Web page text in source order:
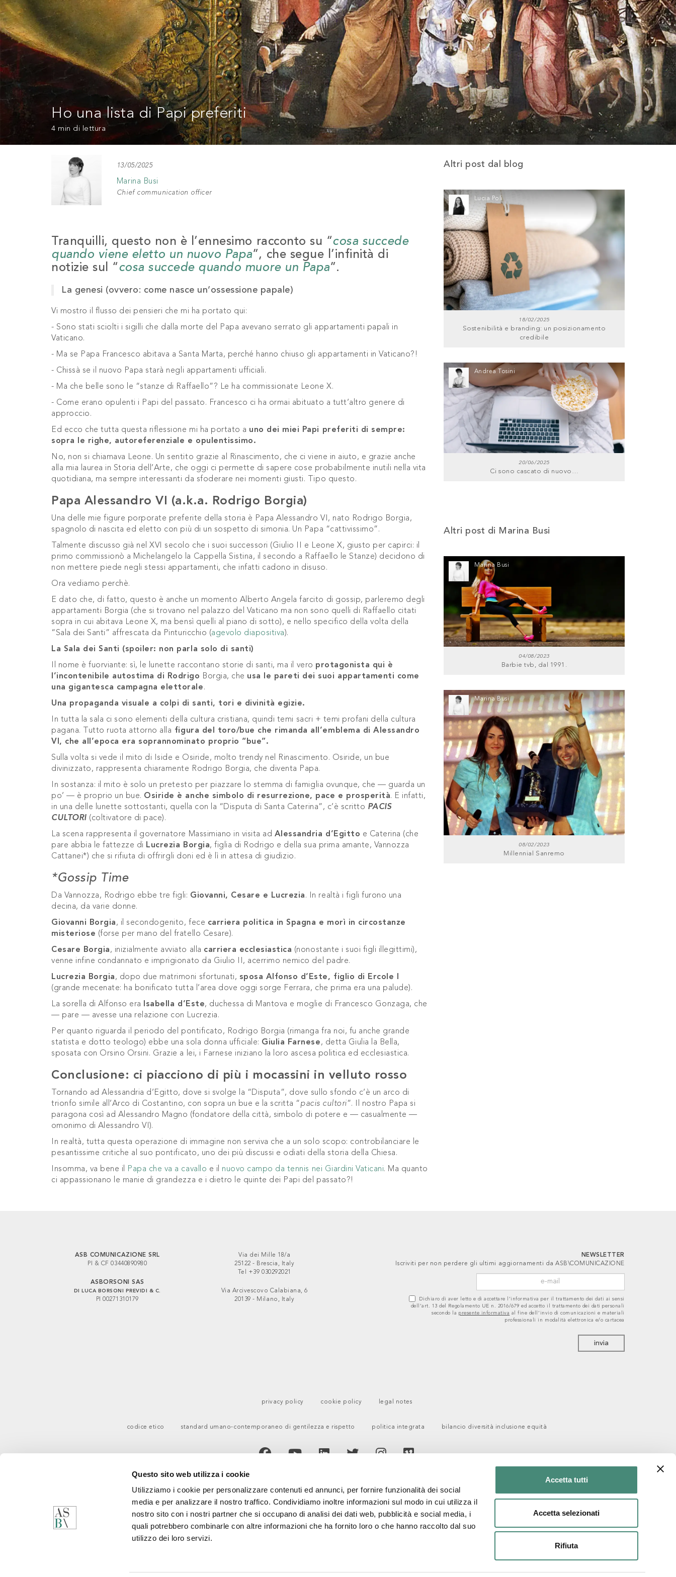
Questo sito web utilizza i cookie
Utilizziamo i cookie per personalizzare contenuti ed annunci, per fornire funzionalità dei social
media e per analizzare il nostro traffico. Condividiamo inoltre informazioni sul modo in cui utilizza il
nostro sito con i nostri partner che si occupano di analisi dei dati web, pubblicità e social media, i
quali potrebbero combinarle con altre informazioni che ha fornito loro o che hanno raccolto dal suo
utilizzo dei loro servizi.
Accetta tutti
Accetta selezionati
Rifiuta
Ho una lista di Papi preferiti
4 min di lettura
13/05/2025
Marina Busi
Chief communication officer
Tranquilli, questo non è l’ennesimo racconto su “cosa succede
quando viene eletto un nuovo Papa”, che segue l’infinità di
notizie sul “cosa succede quando muore un Papa”.
La genesi (ovvero: come nasce un’ossessione papale)
Vi mostro il flusso dei pensieri che mi ha portato qui:
- Sono stati sciolti i sigilli che dalla morte del Papa avevano serrato gli appartamenti papali in
Vaticano.
- Ma se Papa Francesco abitava a Santa Marta, perché hanno chiuso gli appartamenti in Vaticano?!
- Chissà se il nuovo Papa starà negli appartamenti ufficiali.
- Ma che belle sono le “stanze di Raffaello”? Le ha commissionate Leone X.
- Come erano opulenti i Papi del passato. Francesco ci ha ormai abituato a tutt’altro genere di
approccio.
Ed ecco che tutta questa riflessione mi ha portato a uno dei miei Papi preferiti di sempre:
sopra le righe, autoreferenziale e opulentissimo.
No, non si chiamava Leone. Un sentito grazie al Rinascimento, che ci viene in aiuto, e grazie anche
alla mia laurea in Storia dell’Arte, che oggi ci permette di sapere cose probabilmente inutili nella vita
quotidiana, ma sempre interessanti da sfoderare nei momenti giusti. Tipo questo.
Papa Alessandro VI (a.k.a. Rodrigo Borgia)
Una delle mie figure porporate preferite della storia è Papa Alessandro VI, nato Rodrigo Borgia,
spagnolo di nascita ed eletto con più di un sospetto di simonia. Un Papa “cattivissimo”.
Talmente discusso già nel XVI secolo che i suoi successori (Giulio II e Leone X, giusto per capirci: il
primo commissionò a Michelangelo la Cappella Sistina, il secondo a Raffaello le Stanze) decidono di
non mettere piede negli stessi appartamenti, che infatti cadono in disuso.
Ora vediamo perchè.
E dato che, di fatto, questo è anche un momento Alberto Angela farcito di gossip, parleremo degli
appartamenti Borgia (che si trovano nel palazzo del Vaticano ma non sono quelli di Raffaello citati
sopra in cui abitava Leone X, ma bensì quelli al piano di sotto), e nello specifico della volta della
“Sala dei Santi” affrescata da Pinturicchio (agevolo diapositiva).
La Sala dei Santi (spoiler: non parla solo di santi)
Il nome è fuorviante: sì, le lunette raccontano storie di santi, ma il vero protagonista qui è
l’incontenibile autostima di Rodrigo Borgia, che usa le pareti dei suoi appartamenti come
una gigantesca campagna elettorale.
Una propaganda visuale a colpi di santi, tori e divinità egizie.
In tutta la sala ci sono elementi della cultura cristiana, quindi temi sacri + temi profani della cultura
pagana. Tutto ruota attorno alla figura del toro/bue che rimanda all’emblema di Alessandro
VI, che all’epoca era soprannominato proprio “bue”.
Sulla volta si vede il mito di Iside e Osiride, molto trendy nel Rinascimento. Osiride, un bue
divinizzato, rappresenta chiaramente Rodrigo Borgia, che diventa Papa.
In sostanza: il mito è solo un pretesto per piazzare lo stemma di famiglia ovunque, che — guarda un
po’ — è proprio un bue. Osiride è anche simbolo di resurrezione, pace e prosperità. E infatti,
in una delle lunette sottostanti, quella con la “Disputa di Santa Caterina”, c’è scritto PACIS
CULTORI (coltivatore di pace).
La scena rappresenta il governatore Massimiano in visita ad Alessandria d’Egitto e Caterina (che
pare abbia le fattezze di Lucrezia Borgia, figlia di Rodrigo e della sua prima amante, Vannozza
Cattanei*) che si rifiuta di offrirgli doni ed è lì in attesa di giudizio.
*Gossip Time
Da Vannozza, Rodrigo ebbe tre figli: Giovanni, Cesare e Lucrezia. In realtà i figli furono una
decina, da varie donne.
Giovanni Borgia, il secondogenito, fece carriera politica in Spagna e morì in circostanze
misteriose (forse per mano del fratello Cesare).
Cesare Borgia, inizialmente avviato alla carriera ecclesiastica (nonostante i suoi figli illegittimi),
venne infine condannato e imprigionato da Giulio II, acerrimo nemico del padre.
Lucrezia Borgia, dopo due matrimoni sfortunati, sposa Alfonso d’Este, figlio di Ercole I
(grande mecenate: ha bonificato tutta l’area dove oggi sorge Ferrara, che prima era una palude).
La sorella di Alfonso era
Isabella d’Este, duchessa di Mantova e moglie di Francesco Gonzaga, che
— pare — avesse una relazione con Lucrezia.
Per quanto riguarda il periodo del pontificato, Rodrigo Borgia (rimanga fra noi, fu anche grande
statista e dotto teologo) ebbe una sola donna ufficiale: Giulia Farnese, detta Giulia la Bella,
sposata con Orsino Orsini. Grazie a lei, i Farnese iniziano la loro ascesa politica ed ecclesiastica.
Conclusione: ci piacciono di più i mocassini in velluto rosso
Tornando ad Alessandria d’Egitto, dove si svolge la “Disputa”, dove sullo sfondo c’è un arco di
trionfo simile all’Arco di Costantino, con sopra un bue e la scritta “ pacis cultori”.
Il nostro Papa si
paragona così ad Alessandro Magno (fondatore della città, simbolo di potere e — casualmente —
omonimo di Alessandro VI).
In realtà, tutta questa operazione di immagine non serviva che a un solo scopo: controbilanciare le
pesantissime critiche al suo pontificato, uno dei più discussi e odiati della storia della Chiesa.
Insomma, va bene il
Papa che va a cavallo e il nuovo campo da tennis nei Giardini Vaticani. Ma quanto
ci appassionano le manie di grandezza e i dietro le quinte dei Papi del passato?!
Altri post dal blog
18/02/2025
Sostenibilità e branding: un posizionamento
credibile
Lucia Poli
20/06/2025
Ci sono cascato di nuovo…
Andrea Tosini
Altri post di Marina Busi
04/08/2023
Barbie tvb, dal 1991.
Marina Busi
08/02/2023
Millennial Sanremo
Marina Busi
ASB COMUNICAZIONE SRL
PI & CF 03440890980
ASBORSONI SAS
DI LUCA BORSONI PREVIDI & C.
PI 00271310179
Via dei Mille 18/a
25122 - Brescia, Italy
Tel +39 030292021
Via Arcivescovo Calabiana, 6
20139 - Milano, Italy
NEWSLETTER
Iscriviti per non perdere gli ultimi aggiornamenti da ASB\COMUNICAZIONE
Dichiaro di aver letto e di accettare l’informativa per il trattamento dei dati ai sensi
dell’art. 13 del Regolamento UE n. 2016/679 ed accetto il trattamento dei dati personali
secondo lapresente informativa al fine dell’invio di comunicazioni e materiali
professionali in modalità elettronica e/o cartacea
invia
privacy policy cookie policy legal notes
codice etico standard umano-contemporaneo di gentilezza e rispetto politica integrata bilancio diversità inclusione equità